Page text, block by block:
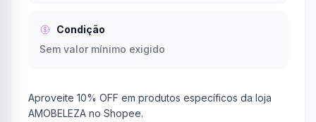
Condição
Sem valor mínimo exigido
Aproveite 10% OFF em produtos específicos da loja
AMOBELEZA no Shopee.